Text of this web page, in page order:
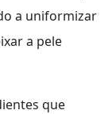
a uniformizar
a pele
que